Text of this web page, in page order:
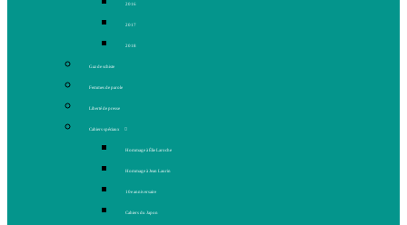
2016
2017
2018
Gaz de schiste
Femmes de parole
Liberté de presse
Cahiers spéciaux
Hommage à Élie Laroche
Hommage à Jean Laurin
10e anniversaire
Cahiers du Japon